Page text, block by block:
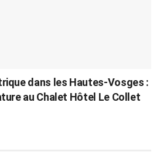
dans les Hautes-Vosges :
au Chalet Hôtel Le Collet